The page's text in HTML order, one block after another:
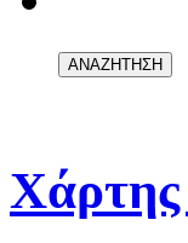
Χάρτης